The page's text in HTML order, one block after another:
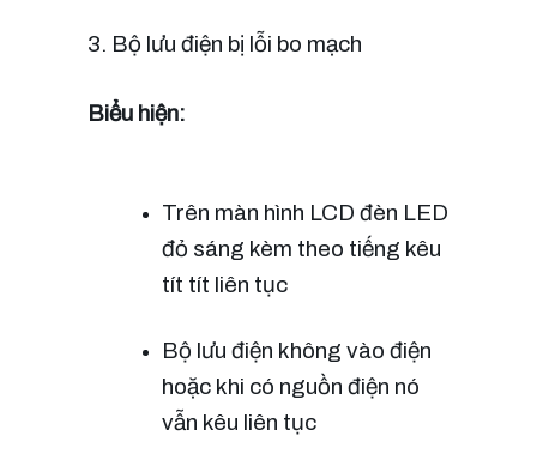
3. Bộ lưu điện bị lỗi bo mạch
Biểu hiện:
Trên màn hình LCD đèn LED
đỏ sáng kèm theo tiếng kêu
tít tít liên tục
Bộ lưu điện không vào điện
hoặc khi có nguồn điện nó
vẫn kêu liên tục